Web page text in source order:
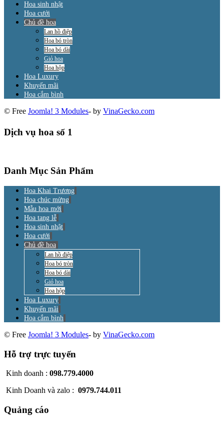
Hoa sinh nhật
Hoa cưới
Chủ đề hoa
Lan hồ điệp
Hoa bó tròn
Hoa bó dài
Giỏ hoa
Hoa hộp
Hoa Luxury
Khuyến mãi
Hoa cắm bình
© Free Joomla! 3 Modules- by VinaGecko.com
Dịch vụ hoa số 1
Danh Mục Sản Phẩm
Hoa Khai Trương
Hoa chúc mừng
Mẫu hoa mới
Hoa tang lễ
Hoa sinh nhật
Hoa cưới
Chủ đề hoa
Lan hồ điệp
Hoa bó tròn
Hoa bó dài
Giỏ hoa
Hoa hộp
Hoa Luxury
Khuyến mãi
Hoa cắm bình
© Free Joomla! 3 Modules- by VinaGecko.com
Hỗ trợ trực tuyến
Kinh doanh : 098.779.4000
Kinh Doanh và zalo : 0979.744.011
Quảng cáo